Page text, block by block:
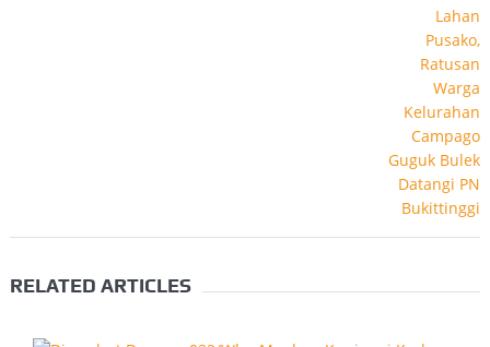
RELATED ARTICLES